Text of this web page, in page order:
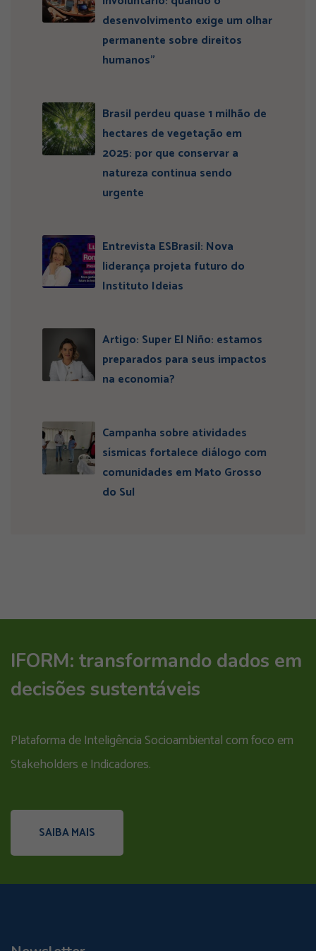
desenvolvimento exige um olhar
permanente sobre direitos
humanos”
Brasil perdeu quase 1 milhão de
hectares de vegetação em
2025: por que conservar a
natureza continua sendo
urgente
Entrevista ESBrasil: Nova
liderança projeta futuro do
Instituto Ideias
Artigo: Super El Niño: estamos
preparados para seus impactos
na economia?
Campanha sobre atividades
sísmicas fortalece diálogo com
comunidades em Mato Grosso
do Sul
IFORM: transformando dados em
decisões sustentáveis
Plataforma de Inteligência Socioambiental com foco em
Stakeholders e Indicadores.
SAIBA MAIS